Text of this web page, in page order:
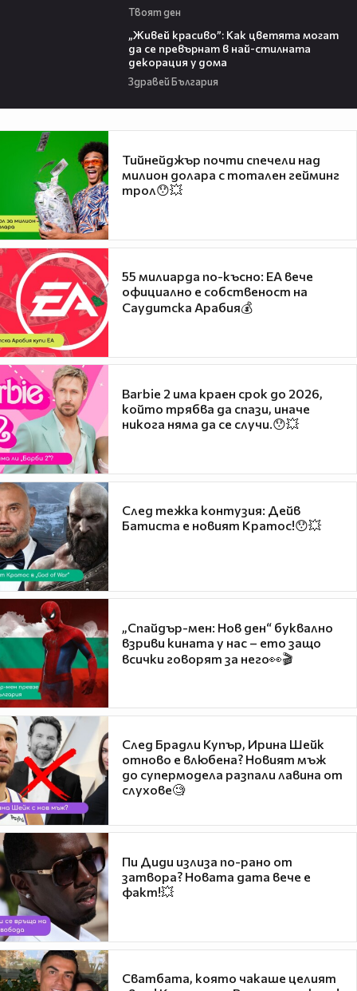
Твоят ден
„Живей красиво”: Как цветята могат
да се превърнат в най-стилната
декорация у дома
Здравей България
Тийнейджър почти спечели над
милион долара с тотален гейминг
трол😯💥
55 милиарда по-късно: EA вече
официално е собственост на
Саудитска Арабия💰
Barbie 2 има краен срок до 2026,
който трябва да спази, иначе
никога няма да се случи.😯💥
След тежка контузия: Дейв
Батиста е новият Кратос!😯💥
„Спайдър-мен: Нов ден“ буквално
взриви кината у нас – ето защо
всички говорят за него👀🎬
След Брадли Купър, Ирина Шейк
отново е влюбена? Новият мъж
до супермодела разпали лавина от
слухове🧐
Пи Диди излиза по-рано от
затвора? Новата дата вече е
факт!💥
Сватбата, която чакаше целият